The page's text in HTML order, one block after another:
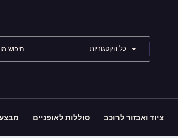
כל הקטגוריות
ציוד ואבזור לרוכב סוללות לאופניים